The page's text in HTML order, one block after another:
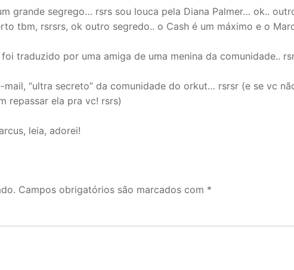
grande segrego… rsrs sou louca pela Diana Palmer… ok..
tbm, rsrsrs, ok outro segredo.. o Cash é um máximo e o
traduzido por uma amiga de uma menina da comunidade..
mail, “ultra secreto” da comunidade do orkut… rsrsr (e se vc
repassar ela pra vc! rsrs)
leia, adorei!
Campos obrigatórios são marcados com *